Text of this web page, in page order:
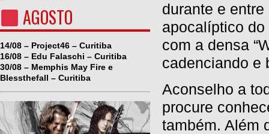
AGOSTO
14/08 – Project46 – Curitiba
16/08 – Edu Falaschi – Curitiba
30/08 – Memphis May Fire e
Blessthefall – Curitiba
durante e
apocalíptico
com a densa
cadenciando e
Aconselho a
procure
também. Além